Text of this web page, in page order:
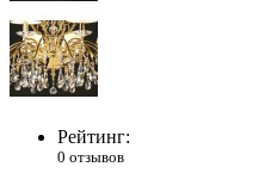
Рейтинг:
0 отзывов